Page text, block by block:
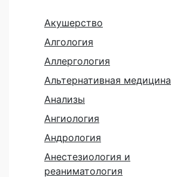
Акушерство
Алгология
Аллергология
Альтернативная медицина
Анализы
Ангиология
Андрология
Анестезиология и
реаниматология